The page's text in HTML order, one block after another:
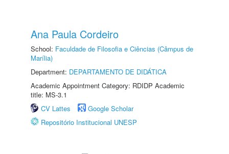
Ana Paula Cordeiro
School: Faculdade de Filosofia e Ciências (Câmpus de
Marília)
Department: DEPARTAMENTO DE DIDÁTICA
Academic Appointment Category: RDIDP Academic
title: MS-3.1
CV Lattes
Google Scholar
Repositório Institucional UNESP